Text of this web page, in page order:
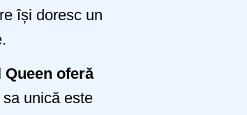
își doresc un
Queen oferă
sa unică este